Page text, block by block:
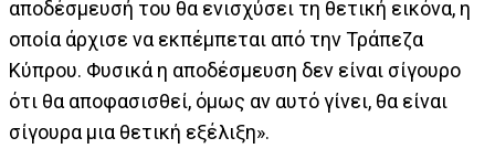
αποδέσμευσή του θα ενισχύσει τη θετική εικόνα, η
οποία άρχισε να εκπέμπεται από την Τράπεζα
Κύπρου. Φυσικά η αποδέσμευση δεν είναι σίγουρο
ότι θα αποφασισθεί, όμως αν αυτό γίνει, θα είναι
σίγουρα μια θετική εξέλιξη».